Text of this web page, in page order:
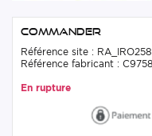
Commander
Référence site : RA_IRO258
Référence fabricant :
En rupture